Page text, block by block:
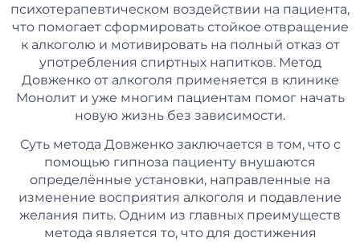
психотерапевтическом воздействии на пациента,
что помогает сформировать стойкое отвращение
к алкоголю и мотивировать на полный отказ от
употребления спиртных напитков. Метод
Довженко от алкоголя применяется в клинике
Монолит и уже многим пациентам помог начать
новую жизнь без зависимости.
Суть метода Довженко заключается в том, что с
помощью гипноза пациенту внушаются
определённые установки, направленные на
изменение восприятия алкоголя и подавление
желания пить. Одним из главных преимуществ
метода является то, что для достижения